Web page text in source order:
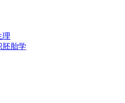
理
胚胎学